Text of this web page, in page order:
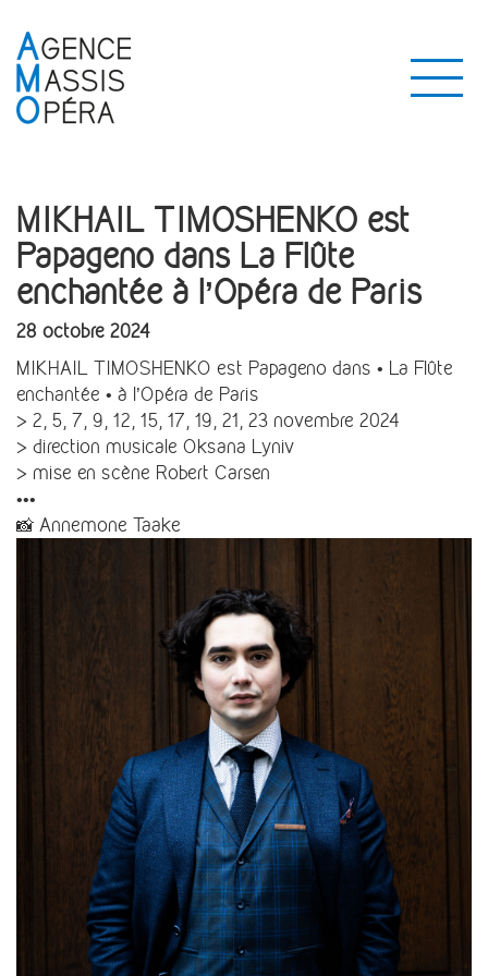
MIKHAIL TIMOSHENKO est
Papageno dans La Flûte
enchantée à l’Opéra de Paris
28 octobre 2024
MIKHAIL TIMOSHENKO est Papageno dans • La Flûte
enchantée • à l’Opéra de Paris
> 2, 5, 7, 9, 12, 15, 17, 19, 21, 23 novembre 2024
> direction musicale Oksana Lyniv
> mise en scène Robert Carsen
•••
📸 Annemone Taake